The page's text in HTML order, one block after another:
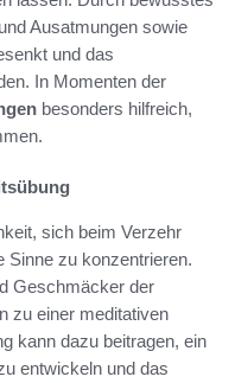
Ausatmungen sowie
und das
In Momenten der
besonders hilfreich,
sich beim Verzehr
Sinne zu konzentrieren.
Geschmäcker der
zu einer meditativen
kann dazu beitragen, ein
entwickeln und das